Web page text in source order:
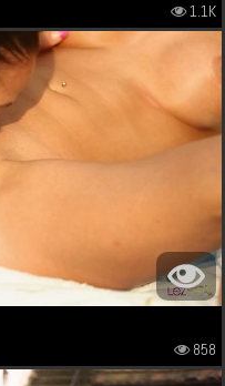
1.1K
858